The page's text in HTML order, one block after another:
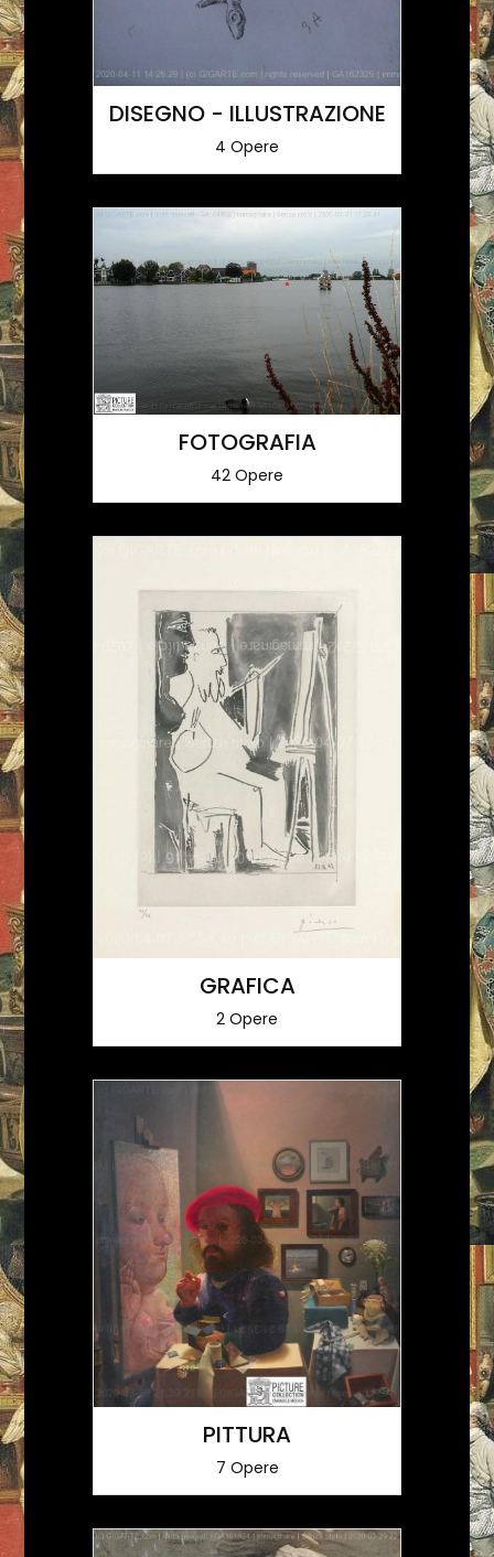
DISEGNO - ILLUSTRAZIONE
4 Opere
FOTOGRAFIA
42 Opere
GRAFICA
2 Opere
PITTURA
7 Opere